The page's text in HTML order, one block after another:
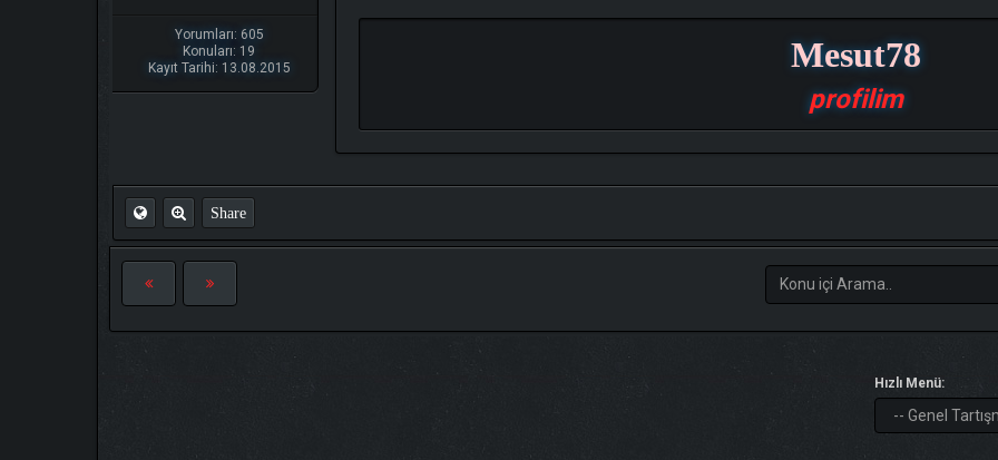
Yorumları: 605
Konuları: 19
Kayıt Tarihi: 13.08.2015
Mesut78
profilim
Share
Hızlı Menü: